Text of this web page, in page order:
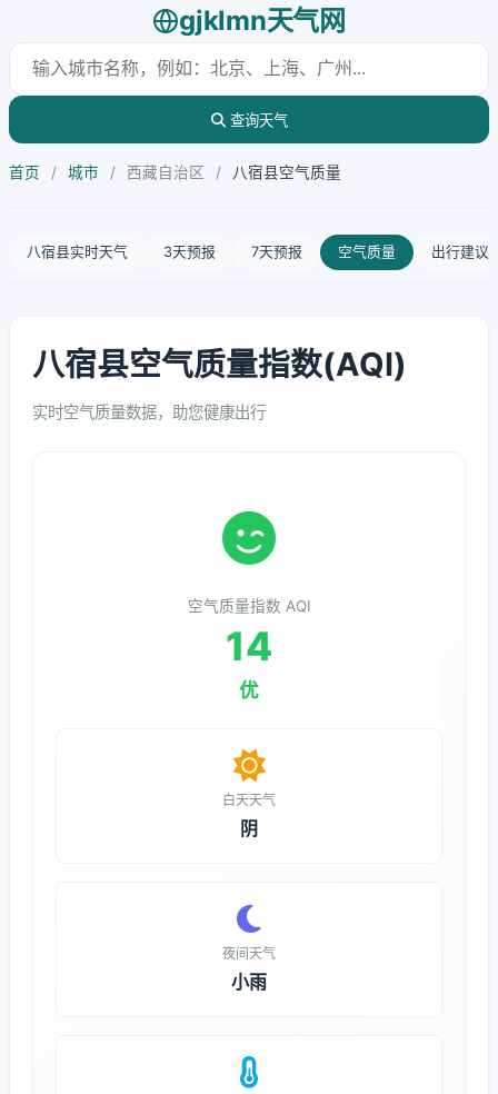
gjklmn天气网
查询天气
首页 / 城市 / 西藏自治区 / 八宿县空气质量
八宿县实时天气 3天预报 7天预报 空气质量 出行建议
八宿县空气质量指数(AQI)
实时空气质量数据，助您健康出行
空气质量指数 AQI
14
优
白天天气
阴
夜间天气
小雨